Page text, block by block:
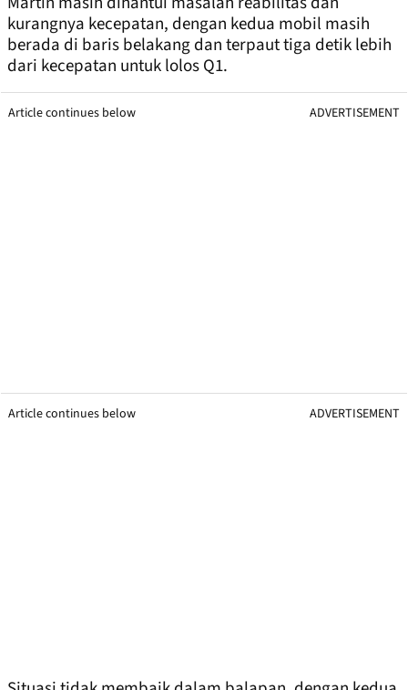
kurangnya kecepatan, dengan kedua mobil masih
berada di baris belakang dan terpaut tiga detik lebih
dari kecepatan untuk lolos Q1.
Article continues below ADVERTISEMENT
Article continues below ADVERTISEMENT